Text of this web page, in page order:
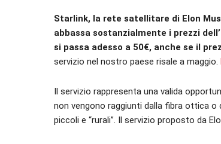
Starlink, la rete satellitare di Elon
abbassa sostanzialmente i prezzi
si passa adesso a 50€, anche se il
servizio nel nostro paese risale a maggio.
Il servizio rappresenta una valida
non vengono raggiunti dalla fibra ottica o
piccoli e “rurali”. Il servizio proposto da